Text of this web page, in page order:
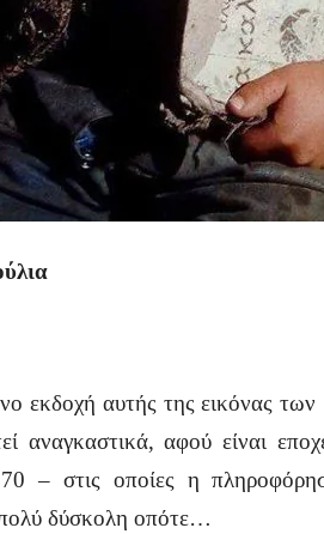
αυτής της εικόνας των
αναγκαστικά, αφού είναι
– στις οποίες η
δύσκολη οπότε…